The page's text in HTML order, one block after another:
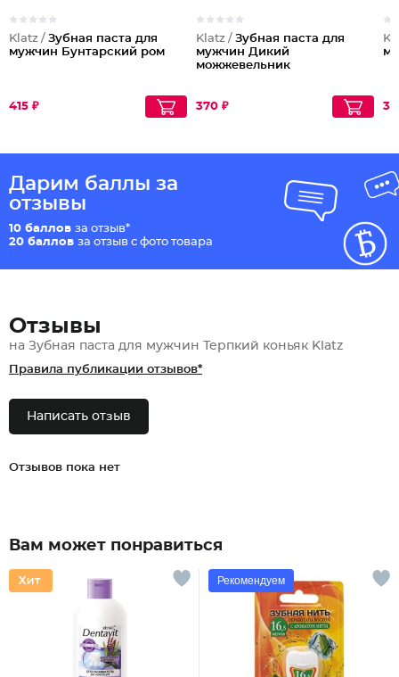
Klatz / Зубная паста для
мужчин Бунтарский ром
415 ₽
Klatz / Зубная паста для
мужчин Дикий
можжевельник
370 ₽
Дарим баллы за
отзывы
10 баллов за отзыв*
20 баллов за отзыв с фото товара
Отзывы
на Зубная паста для мужчин Терпкий коньяк Klatz
Правила публикации отзывов*
Написать отзыв
Отзывов пока нет
Вам может понравиться
Рекомендуем